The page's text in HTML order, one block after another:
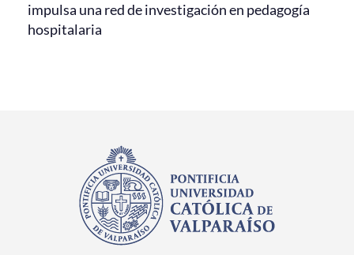
impulsa una red de investigación en pedagogía
hospitalaria